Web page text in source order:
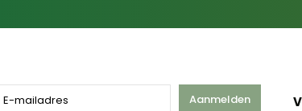
Aanmelden